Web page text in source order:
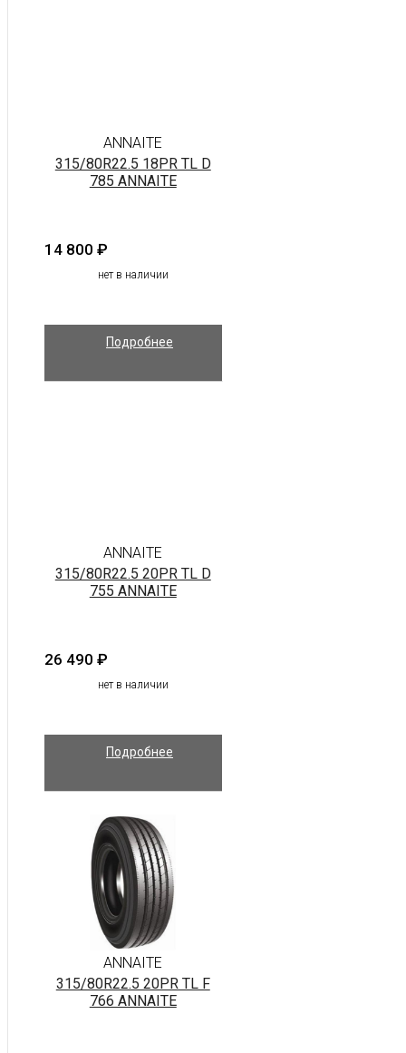
ANNAITE
315/80R22.5 18PR TL D
785 ANNAITE
14 800 ₽
нет в наличии
Подробнее
ANNAITE
315/80R22.5 20PR TL D
755 ANNAITE
26 490 ₽
нет в наличии
Подробнее
ANNAITE
315/80R22.5 20PR TL F
766 ANNAITE